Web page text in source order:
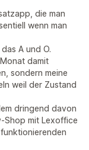
die man
wenn man
A und O.
damit
sondern meine
weil der Zustand
dringend davon
Shop mit Lexoffice